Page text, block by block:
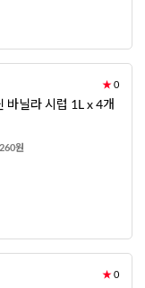
★0
바닐라 시럽 1L x 4개
원
★0